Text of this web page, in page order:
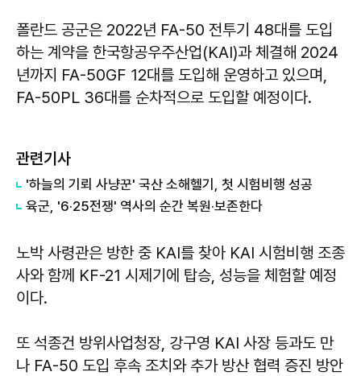
폴란드 공군은 2022년 FA-50 전투기 48대를 도입
하는 계약을 한국항공우주산업(KAI)과 체결해 2024
년까지 FA-50GF 12대를 도입해 운영하고 있으며,
FA-50PL 36대를 순차적으로 도입할 예정이다.
관련기사
'하늘의 기뢰 사냥꾼' 국산 소해헬기, 첫 시험비행 성공
육군, '6·25전쟁' 역사의 순간 복원·보존한다
노박 사령관은 방한 중 KAI를 찾아 KAI 시험비행 조종
사와 함께 KF-21 시제기에 탑승, 성능을 체험할 예정
이다.
또 석종건 방위사업청장, 강구영 KAI 사장 등과도 만
나 FA-50 도입 후속 조치와 추가 방산 협력 증진 방안